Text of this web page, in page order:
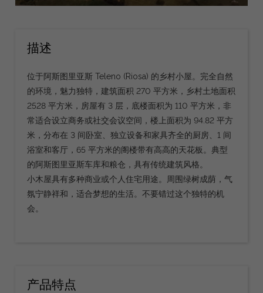
描述
位于阿斯图里亚斯 Teleno (Riosa) 的乡村小屋。完全自然
的环境，魅力独特，建筑面积 270 平方米，乡村土地面积
2528 平方米，房屋有 3 层，底楼面积为 110 平方米，非
常适合设立商务或社交会议空间，楼上面积为 94.82 平方
米，分布在 3 间卧室、独立设备和家具齐全的厨房、1 间
浴室和客厅，65 平方米的阁楼带有高高的天花板。典型
的阿斯图里亚斯车库和粮仓，具有传统建筑风格。
小木屋具有多种商业或个人住宅用途。周围绿树成荫，气
氛宁静祥和，适合梦想的生活。不要错过这个独特的机
会。
产品特点